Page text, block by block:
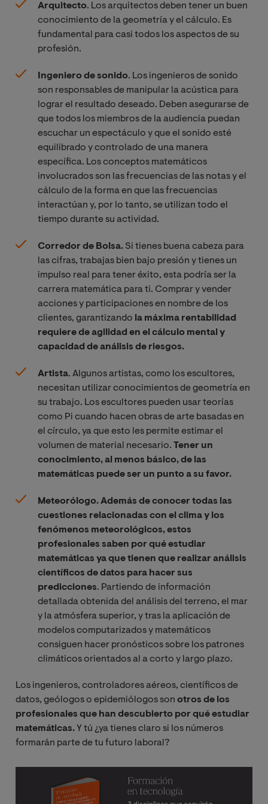
Arquitecto. Los arquitectos deben tener un buen
conocimiento de la geometría y el cálculo. Es
fundamental para casi todos los aspectos de su
profesión.
Ingeniero de sonido. Los ingenieros de sonido
son responsables de manipular la acústica para
lograr el resultado deseado. Deben asegurarse de
que todos los miembros de la audiencia puedan
escuchar un espectáculo y que el sonido esté
equilibrado y controlado de una manera
específica. Los conceptos matemáticos
involucrados son las frecuencias de las notas y el
cálculo de la forma en que las frecuencias
interactúan y, por lo tanto, se utilizan todo el
tiempo durante su actividad.
Corredor de Bolsa. Si tienes buena cabeza para
las cifras, trabajas bien bajo presión y tienes un
impulso real para tener éxito, esta podría ser la
carrera matemática para ti. Comprar y vender
acciones y participaciones en nombre de los
clientes, garantizando la máxima rentabilidad
requiere de agilidad en el cálculo mental y
capacidad de análisis de riesgos.
Artista. Algunos artistas, como los escultores,
necesitan utilizar conocimientos de geometría en
su trabajo. Los escultores pueden usar teorías
como Pi cuando hacen obras de arte basadas en
el círculo, ya que esto les permite estimar el
volumen de material necesario. Tener un
conocimiento, al menos básico, de las
matemáticas puede ser un punto a su favor.
Meteorólogo. Además de conocer todas las
cuestiones relacionadas con el clima y los
fenómenos meteorológicos, estos
profesionales saben por qué estudiar
matemáticas ya que tienen que realizar análisis
científicos de datos para hacer sus
predicciones. Partiendo de información
detallada obtenida del análisis del terreno, el mar
y la atmósfera superior, y tras la aplicación de
modelos computarizados y matemáticos
consiguen hacer pronósticos sobre los patrones
climáticos orientados al a corto y largo plazo.
Los ingenieros, controladores aéreos, científicos de
datos, geólogos o epidemiólogos son otros de los
profesionales que han descubierto por qué estudiar
matemáticas. Y tú ¿ya tienes claro si los números
formarán parte de tu futuro laboral?